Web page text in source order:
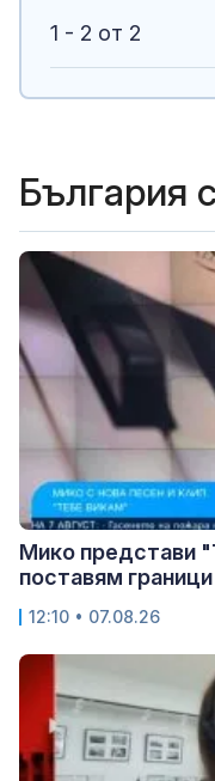
1 - 2 от 2
България
Мико представи
поставям
12:10 • 07.08.26